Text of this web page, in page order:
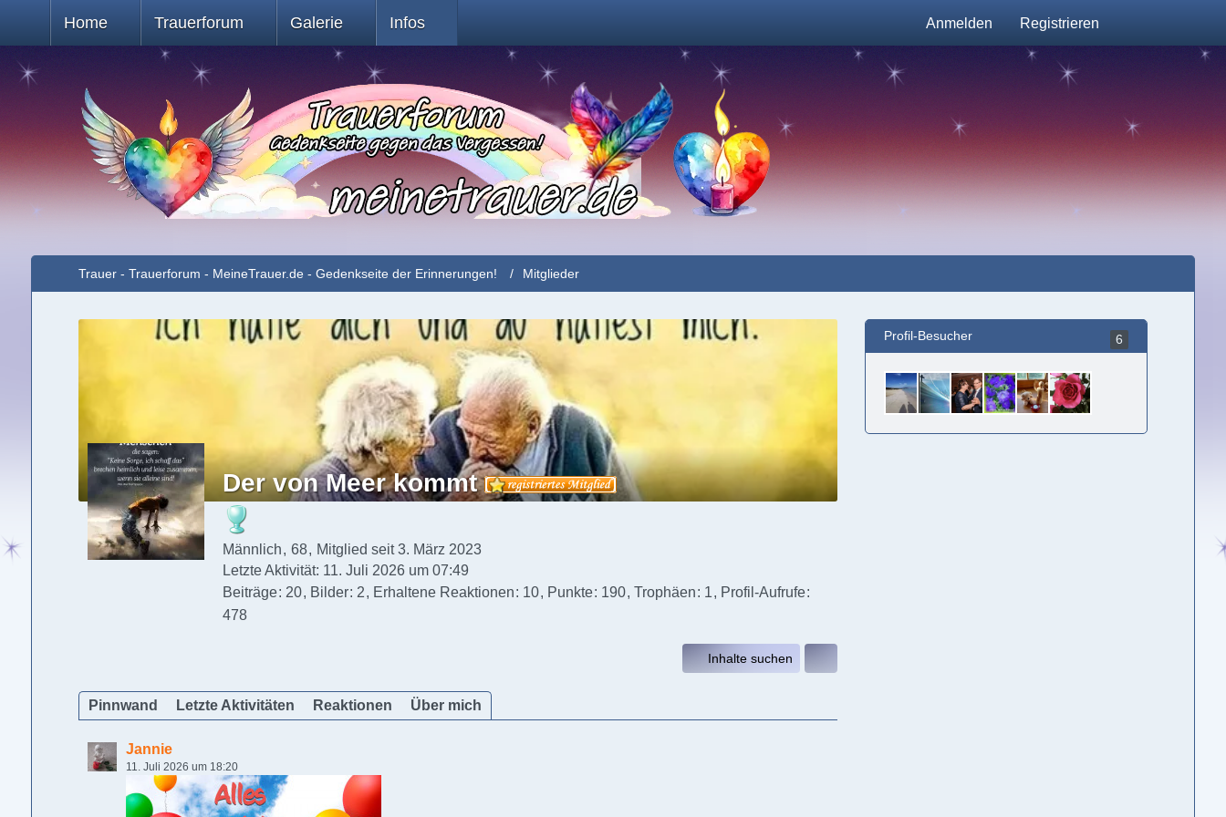
Home Trauerforum Galerie Infos Anmelden Registrieren
Trauer - Trauerforum - MeineTrauer.de - Gedenkseite der Erinnerungen! Mitglieder
Der von Meer kommt
Männlich 68
Mitglied seit 3. März 2023
Letzte Aktivität: 11. Juli 2026 um 07:49
Beiträge 20 Bilder 2 Erhaltene Reaktionen 10 Punkte 190 Trophäen 1
Profil-Aufrufe
478
Inhalte suchen
Pinnwand Letzte Aktivitäten Reaktionen Über mich
Jannie
11. Juli 2026 um 18:20
Profil-Besucher 6